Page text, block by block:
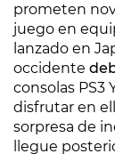
prometen
juego en
lanzado en
occidente
consolas PS3
disfrutar en
sorpresa de
llegue